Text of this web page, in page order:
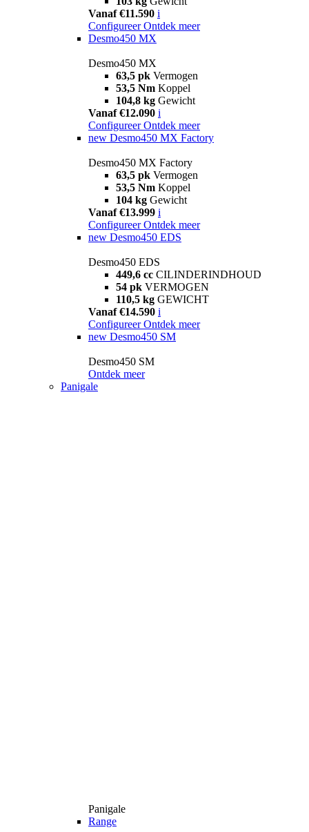
Vanaf €11.590 i
Configureer Ontdek meer
Desmo450 MX
Desmo450 MX
63,5 pk Vermogen
53,5 Nm Koppel
104,8 kg Gewicht
Vanaf €12.090 i
Configureer Ontdek meer
new Desmo450 MX Factory
Desmo450 MX Factory
63,5 pk Vermogen
53,5 Nm Koppel
104 kg Gewicht
Vanaf €13.999 i
Configureer Ontdek meer
new Desmo450 EDS
Desmo450 EDS
449,6 cc CILINDERINDHOUD
54 pk VERMOGEN
110,5 kg GEWICHT
Vanaf €14.590 i
Configureer Ontdek meer
new Desmo450 SM
Desmo450 SM
Ontdek meer
Panigale
Panigale
Range